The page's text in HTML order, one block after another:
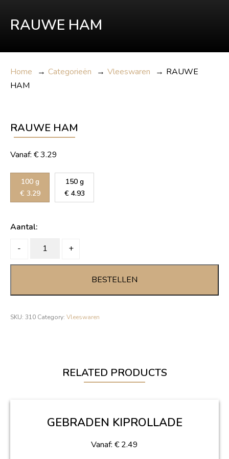
RAUWE HAM
Home → Categorieën → Vleeswaren → RAUWE
HAM
RAUWE HAM
Vanaf: €3.29
100 g
€ 3.29
150 g
€ 4.93
Aantal:
-
RAUWE
+
BESTELLEN
SKU: 310 Category: Vleeswaren
RELATED PRODUCTS
GEBRADEN KIPROLLADE
Vanaf: € 2.49